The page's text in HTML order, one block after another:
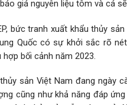
giá nguyên liệu tôm và cá
bức tranh xuất khẩu thủy
Quốc có sự khởi sắc rõ
bối cảnh năm 2023.
sản Việt Nam đang ngày
cũng như khả năng đáp